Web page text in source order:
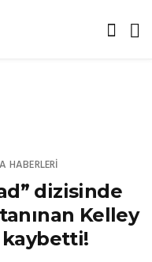
HABERLERI
dizisinde
Kelley
kaybetti!